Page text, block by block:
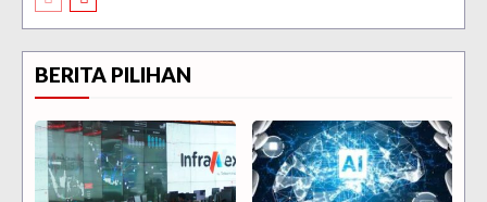
BERITA PILIHAN